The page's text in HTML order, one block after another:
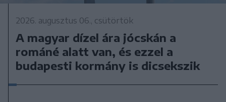
2026. augusztus 06., csütörtök
A magyar dízel ára jócskán a
románé alatt van, és ezzel a
budapesti kormány is dicsekszik